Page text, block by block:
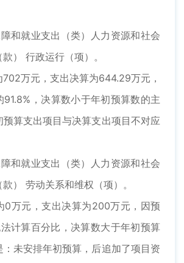
就业支出（类）人力资源和社会
） 行政运行（项）。
万元，支出决算为644.29万元，
91.8%，决算数小于年初预算数的主
算支出项目与决算支出项目不对应
就业支出（类）人力资源和社会
） 劳动关系和维权（项）。
元，支出决算为200万元，因预
计算百分比，决算数大于年初预算
未安排年初预算，后追加了项目资